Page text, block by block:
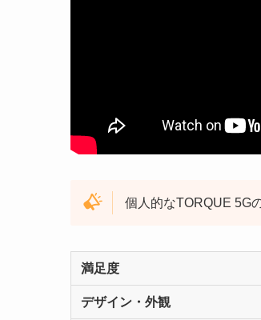
個人的なTORQUE 5G
満足度
デザイン・外観